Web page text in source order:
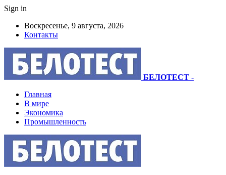
Sign in
Воскресенье, 9 августа, 2026
Контакты
БЕЛОТЕСТ -
Главная
В мире
Экономика
Промышленность